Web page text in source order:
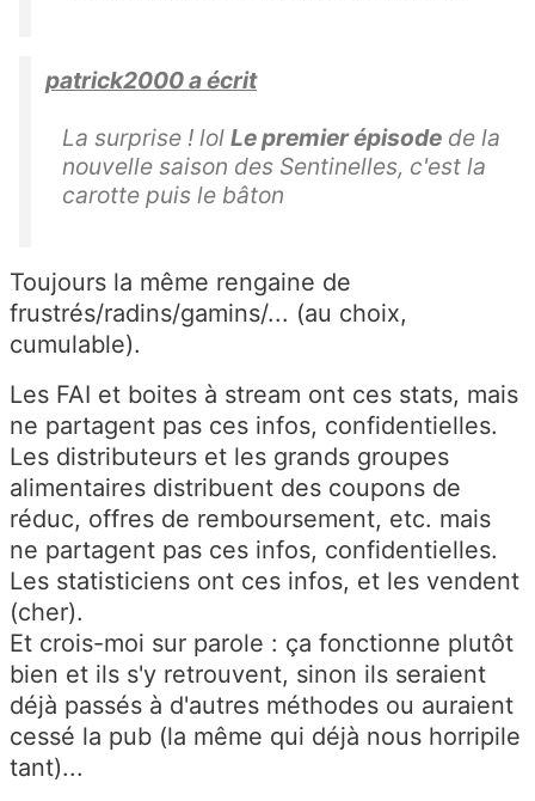
patrick2000 a écrit
La surprise ! lol Le premier épisode de la
nouvelle saison des Sentinelles, c'est la
carotte puis le bâton
Toujours la même rengaine de
frustrés/radins/gamins/... (au choix,
cumulable).
Les FAI et boites à stream ont ces stats, mais
ne partagent pas ces infos, confidentielles.
Les distributeurs et les grands groupes
alimentaires distribuent des coupons de
réduc, offres de remboursement, etc. mais
ne partagent pas ces infos, confidentielles.
Les statisticiens ont ces infos, et les vendent
(cher).
Et crois-moi sur parole : ça fonctionne plutôt
bien et ils s'y retrouvent, sinon ils seraient
déjà passés à d'autres méthodes ou auraient
cessé la pub (la même qui déjà nous horripile
tant)...